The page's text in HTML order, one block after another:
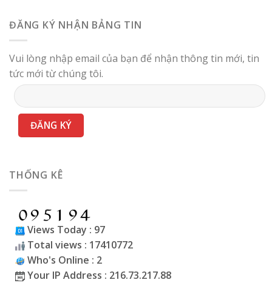
ĐĂNG KÝ NHẬN BẢNG TIN
Vui lòng nhập email của bạn để nhận thông tin mới, tin
tức mới từ chúng tôi.
THỐNG KÊ
Views Today : 97
Total views : 17410772
Who's Online : 2
Your IP Address : 216.73.217.88